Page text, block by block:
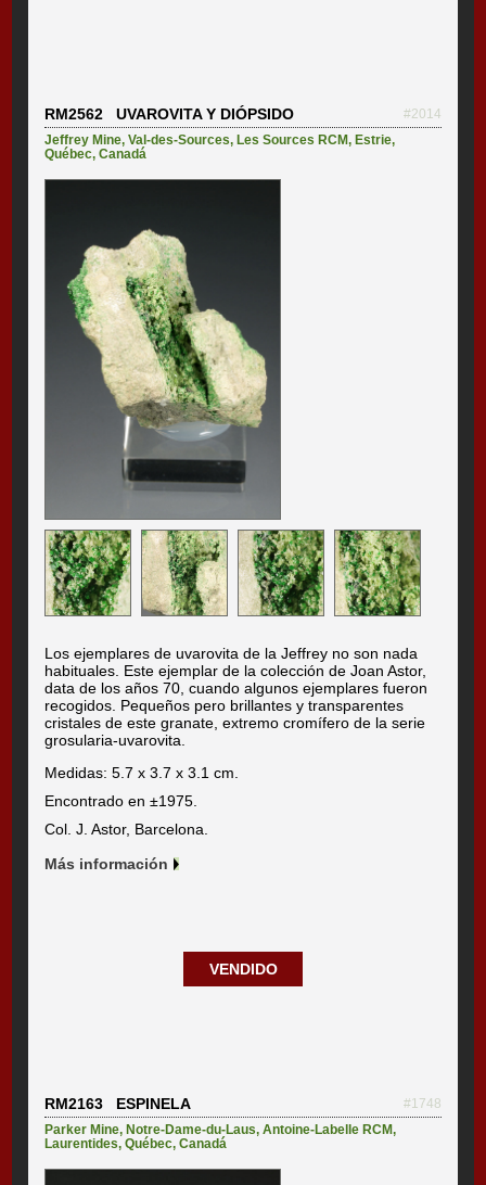
RM2562 UVAROVITA Y DIÓPSIDO
#2014
Jeffrey Mine,Val-des-Sources,Les Sources RCM,Estrie,
Québec,Canadá
Los ejemplares de uvarovita de la Jeffrey no son nada
habituales. Este ejemplar de la colección de Joan Astor,
data de los años 70, cuando algunos ejemplares fueron
recogidos. Pequeños pero brillantes y transparentes
cristales de este granate, extremo cromífero de la serie
grosularia-uvarovita.
Medidas: 5.7 x 3.7 x 3.1 cm.
Encontrado en ±1975.
Col. J. Astor, Barcelona.
Más información
VENDIDO
RM2163 ESPINELA
#1748
Parker Mine, Notre-Dame-du-Laus,Antoine-Labelle RCM,
Laurentides,Québec,Canadá